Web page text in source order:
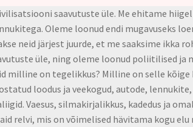
saavutuste üle. Me ehitame
Oleme loonud endi mugavuseks
neid järjest juurde, et me saaksime ikka
üle, ning oleme loonud poliitilised ja
milline on tegelikkus? Milline on selle kõige
loodus ja veekogud, autode,
Vaesus, silmakirjalikkus, kadedus ja
relvi, mis on võimelised hävitama kogu elu